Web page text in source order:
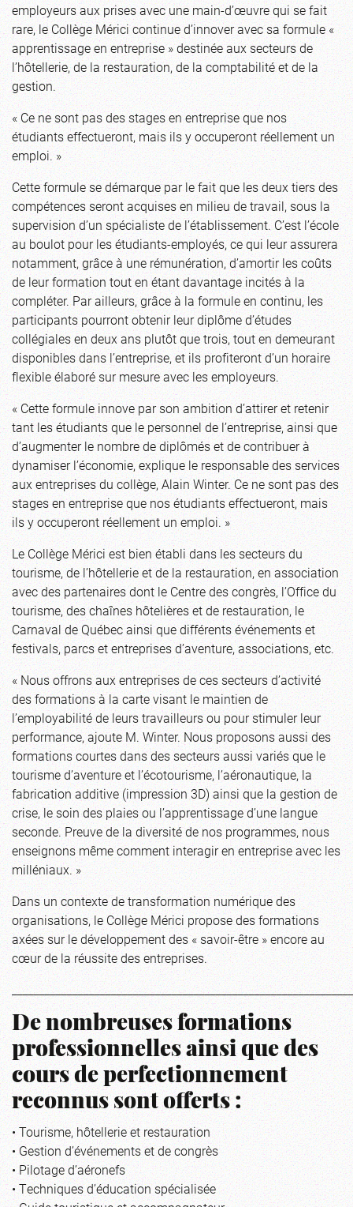
employeurs aux prises avec une main-d’œuvre qui se fait
rare, le Collège Mérici continue d’innover avec sa formule «
apprentissage en entreprise » destinée aux secteurs de
l’hôtellerie, de la restauration, de la comptabilité et de la
gestion.
« Ce ne sont pas des stages en entreprise que nos
étudiants effectueront, mais ils y occuperont réellement un
emploi. »
Cette formule se démarque par le fait que les deux tiers des
compétences seront acquises en milieu de travail, sous la
supervision d’un spécialiste de l’établissement. C’est l’école
au boulot pour les étudiants-employés, ce qui leur assurera
notamment, grâce à une rémunération, d’amortir les coûts
de leur formation tout en étant davantage incités à la
compléter. Par ailleurs, grâce à la formule en continu, les
participants pourront obtenir leur diplôme d’études
collégiales en deux ans plutôt que trois, tout en demeurant
disponibles dans l’entreprise, et ils profiteront d’un horaire
flexible élaboré sur mesure avec les employeurs.
« Cette formule innove par son ambition d’attirer et retenir
tant les étudiants que le personnel de l’entreprise, ainsi que
d’augmenter le nombre de diplômés et de contribuer à
dynamiser l’économie, explique le responsable des services
aux entreprises du collège, Alain Winter. Ce ne sont pas des
stages en entreprise que nos étudiants effectueront, mais
ils y occuperont réellement un emploi. »
Le Collège Mérici est bien établi dans les secteurs du
tourisme, de l’hôtellerie et de la restauration, en association
avec des partenaires dont le Centre des congrès, l’Office du
tourisme, des chaînes hôtelières et de restauration, le
Carnaval de Québec ainsi que différents événements et
festivals, parcs et entreprises d’aventure, associations, etc.
« Nous offrons aux entreprises de ces secteurs d’activité
des formations à la carte visant le maintien de
l’employabilité de leurs travailleurs ou pour stimuler leur
performance, ajoute M. Winter. Nous proposons aussi des
formations courtes dans des secteurs aussi variés que le
tourisme d’aventure et l’écotourisme, l’aéronautique, la
fabrication additive (impression 3D) ainsi que la gestion de
crise, le soin des plaies ou l’apprentissage d’une langue
seconde. Preuve de la diversité de nos programmes, nous
enseignons même comment interagir en entreprise avec les
milléniaux. »
Dans un contexte de transformation numérique des
organisations, le Collège Mérici propose des formations
axées sur le développement des « savoir-être » encore au
cœur de la réussite des entreprises.
De nombreuses formations
professionnelles ainsi que des
cours de perfectionnement
reconnus sont offerts :
• Tourisme, hôtellerie et restauration
• Gestion d’événements et de congrès
• Pilotage d’aéronefs
• Techniques d’éducation spécialisée